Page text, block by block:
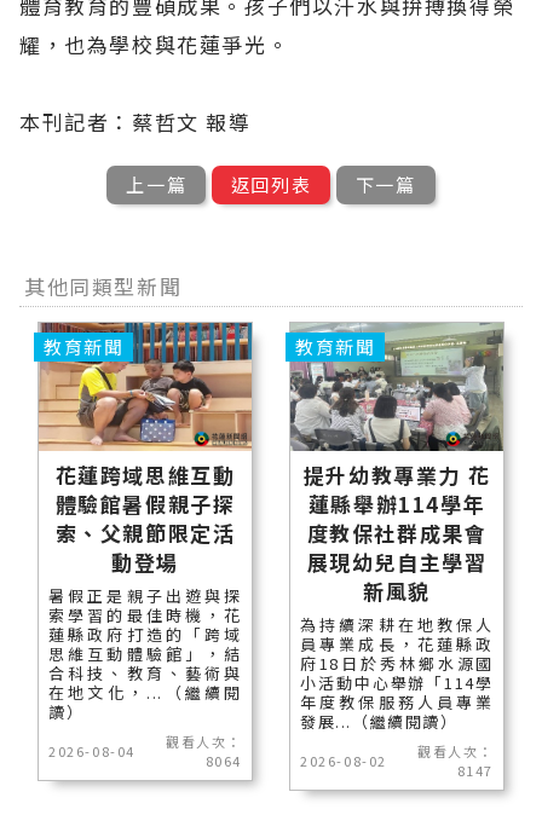
耀，也為學校與花蓮爭光。
本刊記者：蔡哲文 報導
上一篇 返回列表 下一篇
其他同類型新聞
花蓮跨域思維互動
體驗館暑假親子探
索、父親節限定活
動登場
暑假正是親子出遊與探
索學習的最佳時機，花
蓮縣政府打造的「跨域
思維互動體驗館」，結
合科技、教育、藝術與
在地文化，...（繼續閱
讀）
2026-08-04
觀看人次：
8064
教育新聞
提升幼教專業力 花
蓮縣舉辦114學年
度教保社群成果會
展現幼兒自主學習
新風貌
為持續深耕在地教保人
員專業成長，花蓮縣政
府18日於秀林鄉水源國
小活動中心舉辦「114學
年度教保服務人員專業
發展...（繼續閱讀）
2026-08-02
觀看人次：
8147
教育新聞